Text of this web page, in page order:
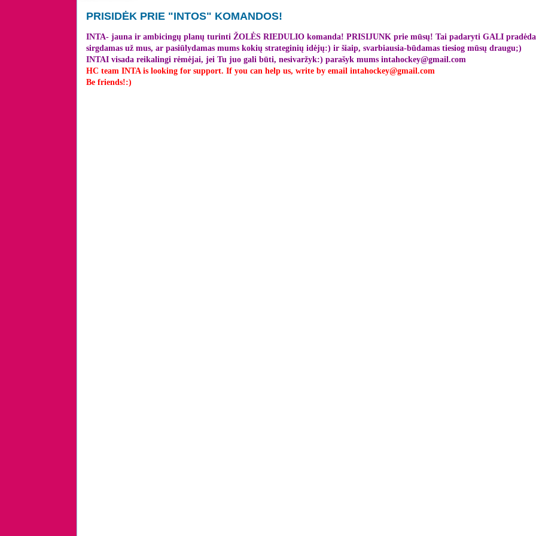
PRISIDĖK PRIE "INTOS" KOMANDOS!
INTA- jauna ir ambicingų planų turinti ŽOLĖS RIEDULIO komanda! PRISIJUNK prie mūsų! Tai padaryti GALI
sirgdamas už mus, ar pasiūlydamas mums kokių strateginių idėjų:) ir šiaip, svarbiausia-būdamas tiesiog mūsų draugu;)
INTAI visada reikalingi rėmėjai, jei Tu juo gali būti, nesivaržyk:) parašyk mums intahockey@gmail.com
HC team INTA is looking for support. If you can help us, write by email intahockey@gmail.com
Be friends!:)